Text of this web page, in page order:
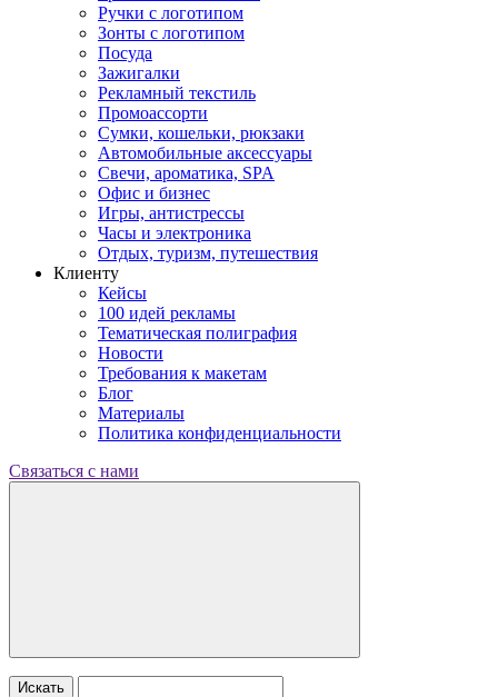
Ручки с логотипом
Зонты с логотипом
Посуда
Зажигалки
Рекламный текстиль
Промоассорти
Сумки, кошельки, рюкзаки
Автомобильные аксессуары
Свечи, ароматика, SPA
Офис и бизнес
Игры, антистрессы
Часы и электроника
Отдых, туризм, путешествия
Клиенту
Кейсы
100 идей рекламы
Тематическая полиграфия
Новости
Требования к макетам
Блог
Материалы
Политика конфиденциальности
Связаться с нами
Искать